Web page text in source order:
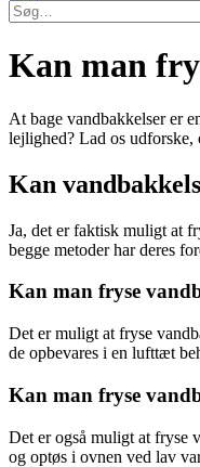
Kan man
At bage vandbakkelser er
lejlighed? Lad os udforske,
Kan
Ja, det er faktisk muligt at
begge metoder har deres
Kan man fryse
Det er muligt at fryse
de opbevares i en lufttæt
Kan man fryse
Det er også muligt at fryse
og optøs i ovnen ved lav